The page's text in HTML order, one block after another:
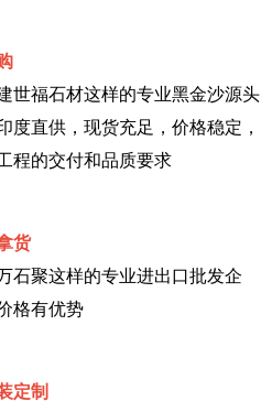
世福石材这样的专业黑金沙源头
度直供，现货充足，价格稳定，
程的交付和品质要求
货
石聚这样的专业进出口批发企
格有优势
定制